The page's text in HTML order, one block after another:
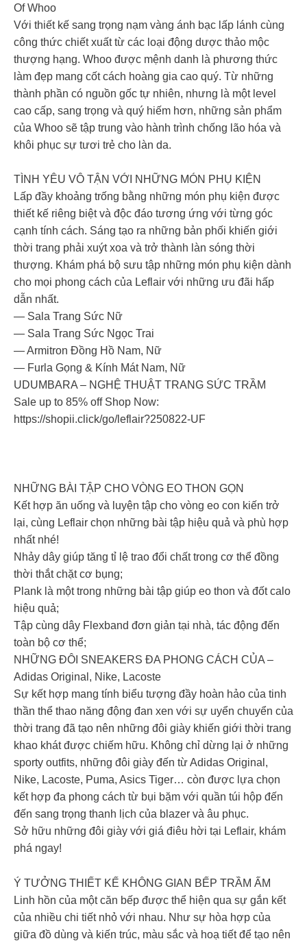
Of Whoo
Với thiết kế sang trọng nạm vàng ánh bạc lấp lánh cùng
công thức chiết xuất từ các loại động dược thảo mộc
thượng hạng. Whoo được mệnh danh là phương thức
làm đẹp mang cốt cách hoàng gia cao quý. Từ những
thành phần có nguồn gốc tự nhiên, nhưng là một level
cao cấp, sang trọng và quý hiếm hơn, những sản phẩm
của Whoo sẽ tập trung vào hành trình chống lão hóa và
khôi phục sự tươi trẻ cho làn da.
TÌNH YÊU VÔ TẬN VỚI NHỮNG MÓN PHỤ KIỆN
Lấp đầy khoảng trống bằng những món phụ kiện được
thiết kế riêng biệt và độc đáo tương ứng với từng góc
cạnh tính cách. Sáng tạo ra những bản phối khiến giới
thời trang phải xuýt xoa và trở thành làn sóng thời
thượng. Khám phá bộ sưu tập những món phụ kiện dành
cho mọi phong cách của Leflair với những ưu đãi hấp
dẫn nhất.
― Sala Trang Sức Nữ
― Sala Trang Sức Ngọc Trai
― Armitron Đồng Hồ Nam, Nữ
― Furla Gọng & Kính Mát Nam, Nữ
UDUMBARA – NGHỆ THUẬT TRANG SỨC TRẦM
Sale up to 85% off Shop Now:
https://shopii.click/go/leflair?250822-UF
NHỮNG BÀI TẬP CHO VÒNG EO THON GỌN
Kết hợp ăn uống và luyện tập cho vòng eo con kiến trở
lại, cùng Leflair chọn những bài tập hiệu quả và phù hợp
nhất nhé!
Nhảy dây giúp tăng tỉ lệ trao đổi chất trong cơ thể đồng
thời thắt chặt cơ bụng;
Plank là một trong những bài tập giúp eo thon và đốt calo
hiệu quả;
Tập cùng dây Flexband đơn giản tại nhà, tác động đến
toàn bộ cơ thể;
NHỮNG ĐÔI SNEAKERS ĐA PHONG CÁCH CỦA –
Adidas Original, Nike, Lacoste
Sự kết hợp mang tính biểu tượng đầy hoàn hảo của tinh
thần thể thao năng động đan xen với sự uyển chuyển của
thời trang đã tạo nên những đôi giày khiến giới thời trang
khao khát được chiếm hữu. Không chỉ dừng lại ở những
sporty outfits, những đôi giày đến từ Adidas Original,
Nike, Lacoste, Puma, Asics Tiger… còn được lựa chọn
kết hợp đa phong cách từ bụi bặm với quần túi hộp đến
đến sang trọng thanh lịch của blazer và âu phục.
Sở hữu những đôi giày với giá điêu hời tại Leflair, khám
phá ngay!
Ý TƯỞNG THIẾT KẾ KHÔNG GIAN BẾP TRẦM ẤM
Linh hồn của một căn bếp được thể hiện qua sự gắn kết
của nhiều chi tiết nhỏ với nhau. Như sự hòa hợp của
giữa đồ dùng và kiến trúc, màu sắc và hoạ tiết để tạo nên